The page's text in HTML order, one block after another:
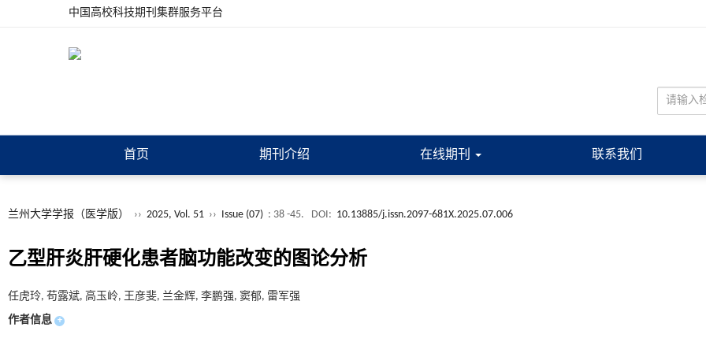
中国高校科技期刊集群服务平台
首页 期刊介绍 在线期刊 联系我们
兰州大学学报（医学版） ›› 2025, Vol. 51 ›› Issue (07) : 38 -45. DOI: 10.13885/j.issn.2097-681X.2025.07.006
乙型肝炎肝硬化患者脑功能改变的图论分析
任虎玲, 苟露斌, 高玉岭, 王彦斐, 兰金辉, 李鹏强, 窦郁, 雷军强
作者信息 +